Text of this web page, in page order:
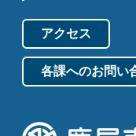
アクセス
各課へのお問い